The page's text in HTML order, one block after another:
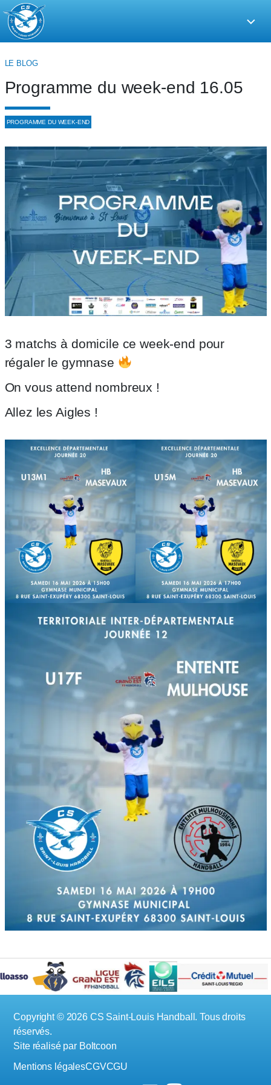
CS
Handball
LE BLOG
Programme du week-end 16.05
PROGRAMME DU WEEK-END
3 matchs à domicile ce week-end pour
régaler le gymnase
On vous attend nombreux !
Allez les Aigles !
Copyright © 2026 CS Saint-Louis Handball. Tous droits
réservés.
Site réalisé par Boltcoon
Mentions légalesCGVCGU